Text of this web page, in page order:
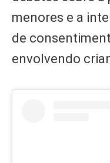
menores e a
de
envolvendo